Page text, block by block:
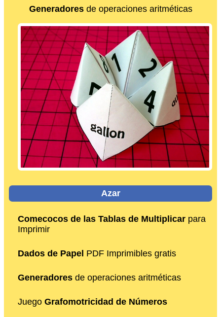
Generadoresde operaciones aritméticas
Azar
Comecocos de las Tablas de Multiplicar para
Imprimir
Dados de Papel PDF Imprimibles gratis
Generadores de operaciones aritméticas
Juego Grafomotricidad de Números